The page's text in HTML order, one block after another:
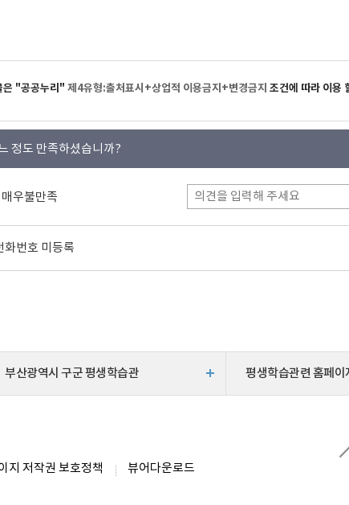
은 "공공누리" 제4유형:출처표시+상업적 이용금지+변경금지 조건에 따라 이용
정도 만족하셨습니까?
매우불만족
화번호 미등록
부산광역시 구군 평생학습관 평생학습관련 홈페이
지 저작권 보호정책 뷰어다운로드